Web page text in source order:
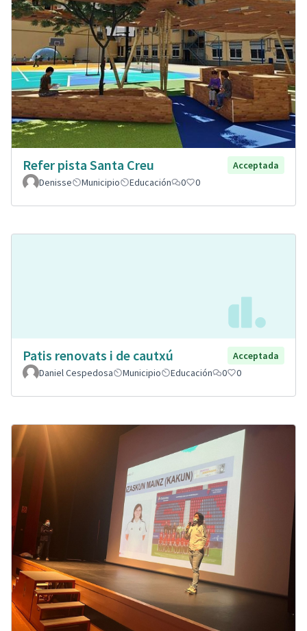
Refer pista Santa Creu
Acceptada
Denisse
Municipio Educación 0 0
Patis renovats i de cautxú
Acceptada
Daniel Cespedosa
Municipio Educación 0 0